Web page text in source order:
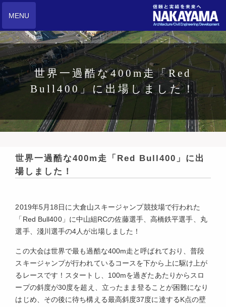
MENU
世界一過酷な400m走「Red
Bull400」に出場しました！
世界一過酷な400m走「Red Bull400」に出
場しました！
2019年5月18日に大倉山スキージャンプ競技場で行われた
「Red Bull400」に中山組RCの佐藤選手、高橋鉄平選手、丸
選手、淺川選手の4人が出場しました！
この大会は世界で最も過酷な400m走と呼ばれており、普段
スキージャンプが行われているコースを下から上に駆け上が
るレースです！スタートし、100mを過ぎたあたりからスロ
ープの斜度が30度を超え、立ったまま登ることが困難になり
はじめ、その後に待ち構える最高斜度37度に達するK点の壁